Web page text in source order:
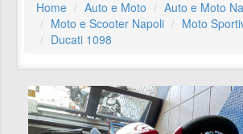
Home Auto e Moto
Auto e Moto
Moto e Scooter Napoli
Moto
Ducati 1098